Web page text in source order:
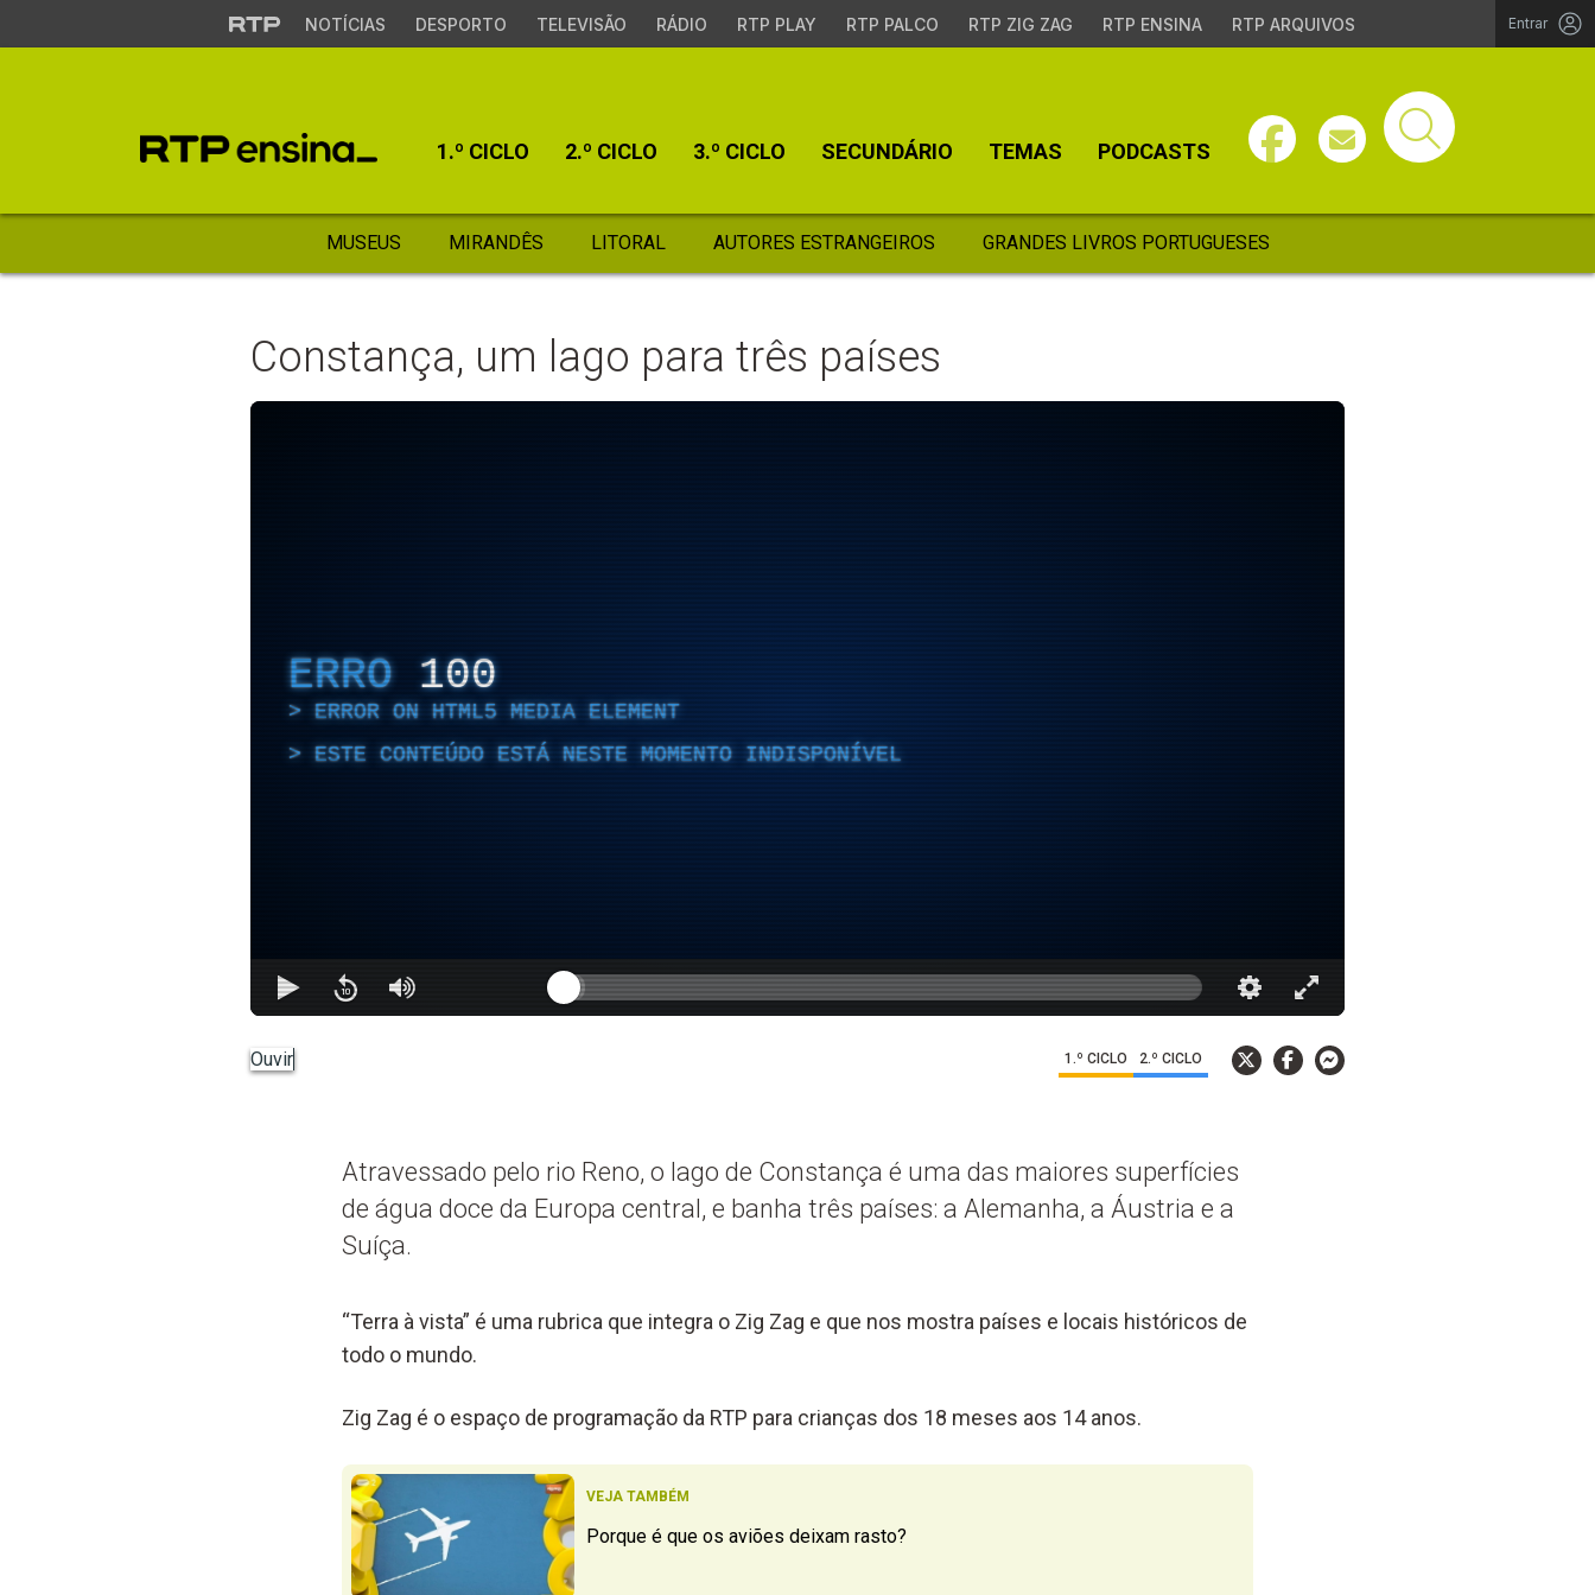
NOTÍCIAS DESPORTO TELEVISÃO RÁDIO RTP PLAY RTP PALCO RTP ZIG ZAG RTP ENSINA RTP ARQUIVOS Entrar
1.º CICLO 2.º CICLO 3.º CICLO SECUNDÁRIO TEMAS PODCASTS
MUSEUS MIRANDÊS LITORAL AUTORES ESTRANGEIROS GRANDES LIVROS PORTUGUESES
Constança, um lago para três países
ERRO 100
ERROR ON HTML5 MEDIA ELEMENT
ESTE CONTEÚDO ESTÁ NESTE MOMENTO INDISPONÍVEL
Ouvir 1.º CICLO 2.º CICLO
Atravessado pelo rio Reno, o lago de Constança é uma das maiores superfícies
de água doce da Europa central, e banha três países: a Alemanha, a Áustria e a
Suíça.
“Terra à vista” é uma rubrica que integra o Zig Zag e que nos mostra países e locais históricos de
todo o mundo.
Zig Zag é o espaço de programação da RTP para crianças dos 18 meses aos 14 anos.
VEJA TAMBÉM
Porque é que os aviões deixam rasto?